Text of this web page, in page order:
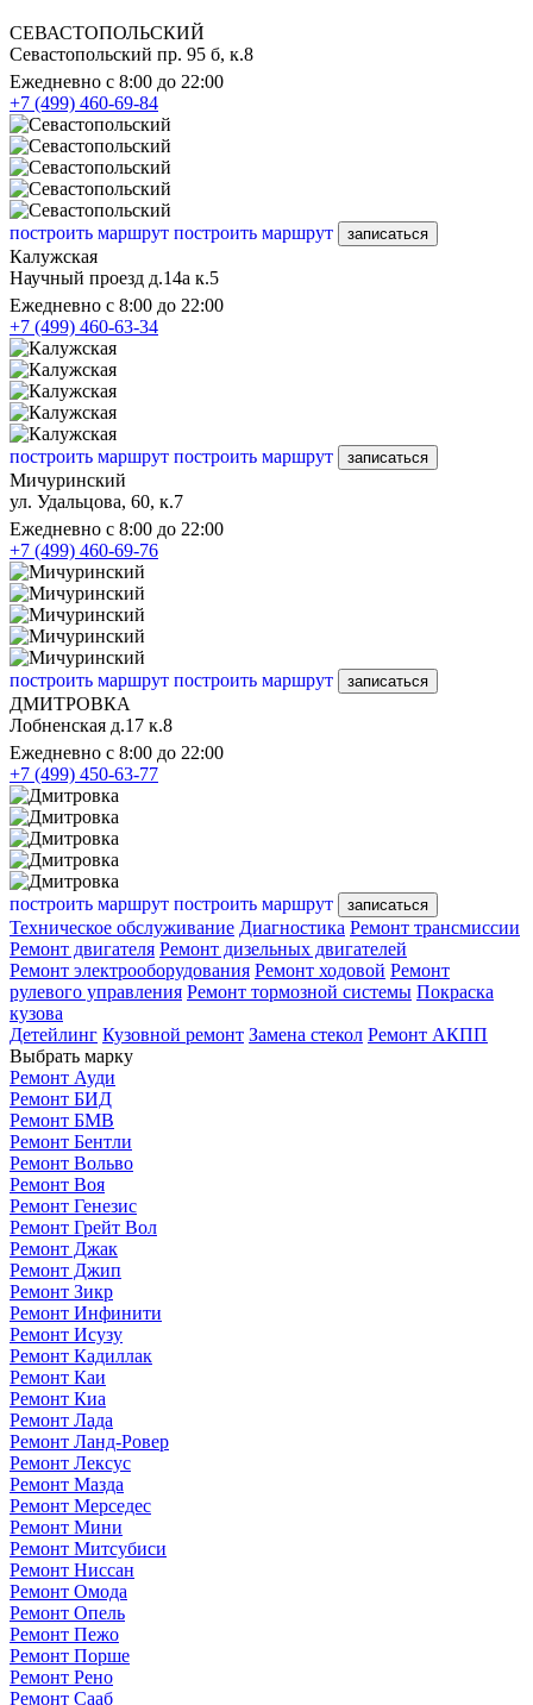
СЕВАСТОПОЛЬСКИЙ
Севастопольский пр. 95 б, к.8
Ежедневно с 8:00 до 22:00
+7 (499) 460-69-84
построить маршрут построить маршрут записаться
Калужская
Научный проезд д.14а к.5
Ежедневно с 8:00 до 22:00
+7 (499) 460-63-34
построить маршрут построить маршрут записаться
Мичуринский
ул. Удальцова, 60, к.7
Ежедневно с 8:00 до 22:00
+7 (499) 460-69-76
построить маршрут построить маршрут записаться
ДМИТРОВКА
Лобненская д.17 к.8
Ежедневно с 8:00 до 22:00
+7 (499) 450-63-77
построить маршрут построить маршрут записаться
Техническое обслуживание Диагностика Ремонт трансмиссии
Ремонт двигателя Ремонт дизельных двигателей
Ремонт электрооборудования Ремонт ходовой Ремонт
рулевого управления Ремонт тормозной системы Покраска
кузова
Детейлинг Кузовной ремонт Замена стекол Ремонт АКПП
Выбрать марку
Ремонт Ауди
Ремонт БИД
Ремонт БМВ
Ремонт Бентли
Ремонт Вольво
Ремонт Воя
Ремонт Генезис
Ремонт Грейт Вол
Ремонт Джак
Ремонт Джип
Ремонт Зикр
Ремонт Инфинити
Ремонт Исузу
Ремонт Кадиллак
Ремонт Каи
Ремонт Киа
Ремонт Лада
Ремонт Ланд-Ровер
Ремонт Лексус
Ремонт Мазда
Ремонт Мерседес
Ремонт Мини
Ремонт Митсубиси
Ремонт Ниссан
Ремонт Омода
Ремонт Опель
Ремонт Пежо
Ремонт Порше
Ремонт Рено
Ремонт Сааб